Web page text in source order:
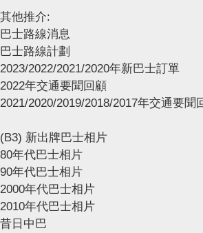
其他推介:
巴士路線消息
巴士路線計劃
2023/2022/2021/2020年新巴士訂單
2022年交通要聞回顧
2021/2020/2019/2018/2017年交通要聞
(B3) 新出牌巴士相片
80年代巴士相片
90年代巴士相片
2000年代巴士相片
2010年代巴士相片
昔日中巴